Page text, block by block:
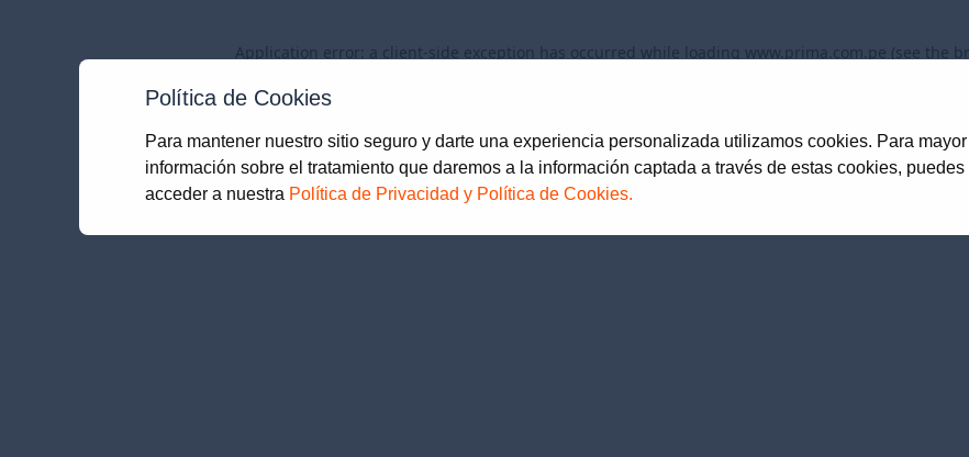
Política de Cookies
Para mantener nuestro sitio seguro y darte una experiencia personalizada utilizamos cookies. Para mayor
información sobre el tratamiento que daremos a la información captada a través de estas cookies, puedes
acceder a nuestra Política de Privacidad y Política de Cookies.
Application error: a client-side exception has occurred while loading www.prima.com.pe (see the